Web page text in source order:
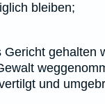
bleiben;
Gericht gehalten
und